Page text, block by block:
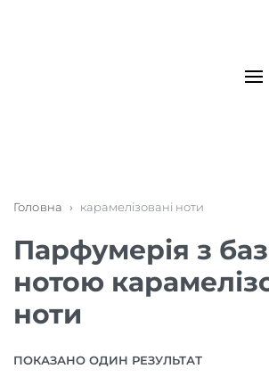
Головна › карамелізовані ноти
Парфумерія з
нотою
ноти
ПОКАЗАНО ОДИН РЕЗУЛЬТАТ